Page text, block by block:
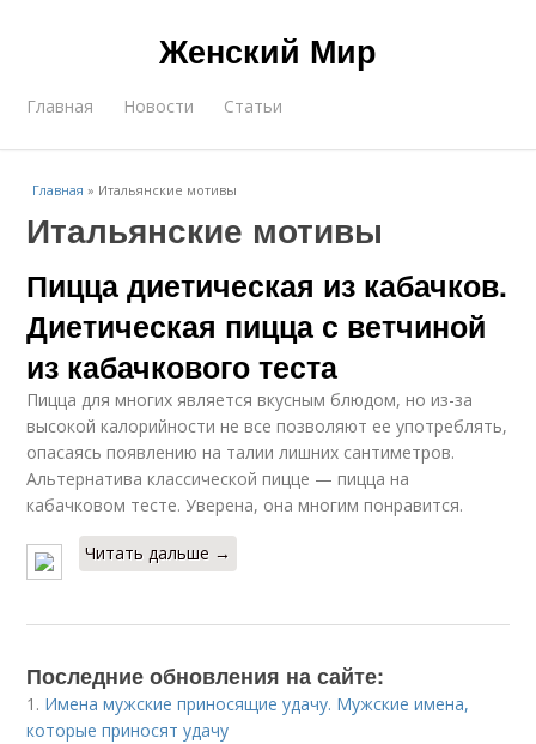
Женский Мир
Главная Новости Статьи
Главная » Итальянские мотивы
Итальянские мотивы
Пицца диетическая из кабачков.
Диетическая пицца с ветчиной
из кабачкового теста
Пицца для многих является вкусным блюдом, но из-за
высокой калорийности не все позволяют ее употреблять,
опасаясь появлению на талии лишних сантиметров.
Альтернатива классической пицце — пицца на
кабачковом тесте. Уверена, она многим понравится.
Читать дальше →
Последние обновления на сайте:
1. Имена мужские приносящие удачу. Мужские имена,
которые приносят удачу